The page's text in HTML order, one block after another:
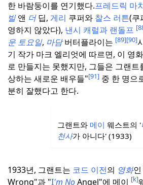
한 바람둥이를 연기했다.프레드릭 마
빌앤 더딥, 게리 쿠퍼와 찰스 러튼(쿠
영하지 않았다), 낸시 캐럴과 랜돌프
운 토요일, 마담버터플라이는 [89][90]
기 작가 마크 엘리엇에 따르면, 이 영
로 만들지는 못했지만, 그들은 그랜
상하는 새로운 배우들"[91] 중 한 명으
분히 잘했다고 한다.
그랜트와 메이 웨스트의 '
천사가 아니다' (1933)
1933년, 그랜트는 코드 이전의 영화
Wrong"과 "I'm NoAngel"에 메이 [k]